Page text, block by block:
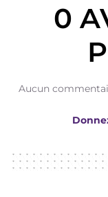
0
Aucun